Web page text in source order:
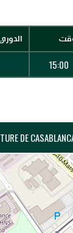
الدوري
15:00
DE